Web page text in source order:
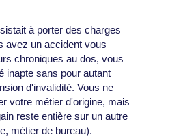
à porter des charges
avez un accident vous
chroniques au dos, vous
inapte sans pour autant
d'invalidité. Vous ne
votre métier d'origine, mais
reste entière sur un autre
métier de bureau).